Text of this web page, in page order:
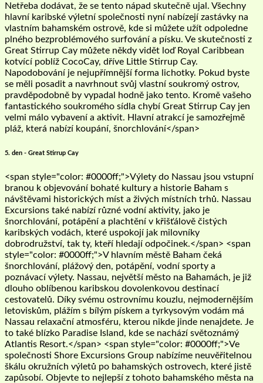
Netřeba dodávat, že se tento nápad skutečně ujal. Všechny
hlavní karibské výletní společnosti nyní nabízejí zastávky na
vlastním bahamském ostrově, kde si můžete užít odpoledne
plného bezproblémového surfování a písku. Ve skutečnosti z
Great Stirrup Cay můžete někdy vidět loď Royal Caribbean
kotvící poblíž CocoCay, dříve Little Stirrup Cay.
Napodobování je nejupřímnější forma lichotky. Pokud byste
se měli posadit a navrhnout svůj vlastní soukromý ostrov,
pravděpodobně by vypadal hodně jako tento. Kromě vašeho
fantastického soukromého sídla chybí Great Stirrup Cay jen
velmi málo vybavení a aktivit. Hlavní atrakcí je samozřejmě
pláž, která nabízí koupání, šnorchlování</span>
5. den - Great Stirrup Cay
<span style="color: #0000ff;">Výlety do Nassau jsou vstupní
branou k objevování bohaté kultury a historie Baham s
návštěvami historických míst a živých místních trhů. Nassau
Excursions také nabízí různé vodní aktivity, jako je
šnorchlování, potápění a plachtění v křišťálově čistých
karibských vodách, které uspokojí jak milovníky
dobrodružství, tak ty, kteří hledají odpočinek.</span> <span
style="color: #0000ff;">V hlavním městě Baham čeká
šnorchlování, plážový den, potápění, vodní sporty a
poznávací výlety. Nassau, největší město na Bahamách, je již
dlouho oblíbenou karibskou dovolenkovou destinací
cestovatelů. Díky svému ostrovnímu kouzlu, nejmodernějším
letoviskům, plážím s bílým pískem a tyrkysovým vodám má
Nassau relaxační atmosféru, kterou nikde jinde nenajdete. Je
to také blízko Paradise Island, kde se nachází světoznámý
Atlantis Resort.</span> <span style="color: #0000ff;">Ve
společnosti Shore Excursions Group nabízíme neuvěřitelnou
škálu okružních výletů po bahamských ostrovech, které jistě
zapůsobí. Objevte to nejlepší z tohoto bahamského města na